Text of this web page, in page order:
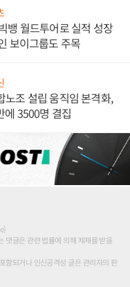
뱅 월드투어로 실적 성장
보이그룹도 주목
노조 설립 움직임 본격화,
에 3500명 결집
댓글은 관련 법률에 의해 제재를 받을
함되거나 인신공격성 글은 관리자의 판